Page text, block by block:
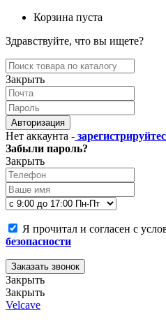
Корзина пуста
Здравствуйте, что вы ищете?
Закрыть
Авторизация
Нет аккаунта -
Забыли пароль?
Закрыть
Я прочитал и согласен с
безопасности
Заказать звонок
Закрыть
Закрыть
Velcave